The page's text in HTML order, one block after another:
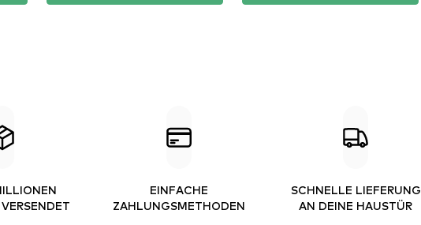
EINFACHE
ZAHLUNGSMETHODEN
SCHNELLE LIEFERUNG
AN DEINE HAUSTÜR